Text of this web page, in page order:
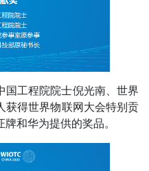
国工程院院士倪光南、世界
获得世界物联网大会特别贡
和华为提供的奖品。